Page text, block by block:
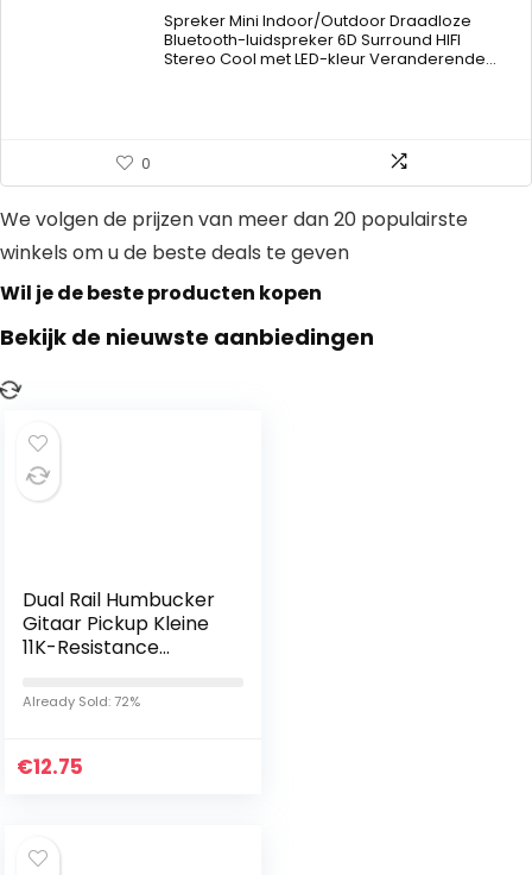
€93.97
through
Spreker Mini Indoor/Outdoor Draadloze
Bluetooth-luidspreker 6D Surround HIFI
Stereo Cool met LED-kleur Veranderende…
0
We volgen de prijzen van meer dan 20 populairste
winkels om u de beste deals te geven
Wil je de beste producten kopen
Bekijk de nieuwste aanbiedingen
Dual Rail Humbucker
Gitaar Pickup Kleine
11K-Resistance
Pickup met
Schroeven en Veren
Already Sold: 72%
€12.75